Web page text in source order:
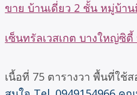
ขาย บ้านเดี่ยว 2 ชั้น หมู่บ้า
เซ็นทรัลเวสเกต บางใหญ่ซิ
เนื้อที่ 75 ตารางวา พื้นที่ใช้